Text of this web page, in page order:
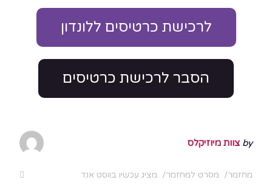
לרכישת כרטיסים ללונדון
הסבר לרכישת כרטיסים
by צוות מיוזיקלס
מחזמר מסרט למחזמר מציג עכשיו בווסט אנד